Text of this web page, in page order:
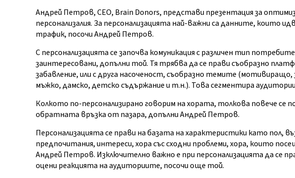
Андрей Петров, CEO, Brain Donors, представи презентация за
персонализалия. За персонализацията най-важни са данните, които
трафик, посочи Андрей Петров.
С персонализацията се започва комуникация с различен тип
заинтересовани, допълни той. Тя трябва да се прави съобразно
забавление, или с друга насоченост, съобразно темите
мъжко, дамско, детско съдържание и т.н.). Това сегментира
Колкото по-персонализирано говорим на хората, толкова повече се
обратната връзка от пазара, допълни Андрей Петров.
Персонализацията се прави на базата на характеристики като пол,
предпочитания, интереси, хора със сходни проблеми, хора, които
Андрей Петров. Изключително важно е при персонализацията да се
оцени реакцията на аудиториите, посочи още той.